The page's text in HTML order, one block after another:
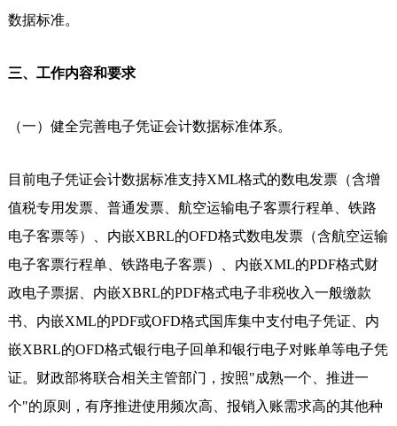
数据标准。
三、工作内容和要求
（一）健全完善电子凭证会计数据标准体系。
目前电子凭证会计数据标准支持XML格式的数电发票（含增
值税专用发票、普通发票、航空运输电子客票行程单、铁路
电子客票等）、内嵌XBRL的OFD格式数电发票（含航空运输
电子客票行程单、铁路电子客票）、内嵌XML的PDF格式财
政电子票据、内嵌XBRL的PDF格式电子非税收入一般缴款
书、内嵌XML的PDF或OFD格式国库集中支付电子凭证、内
嵌XBRL的OFD格式银行电子回单和银行电子对账单等电子凭
证。财政部将联合相关主管部门，按照"成熟一个、推进一
个"的原则，有序推进使用频次高、报销入账需求高的其他种